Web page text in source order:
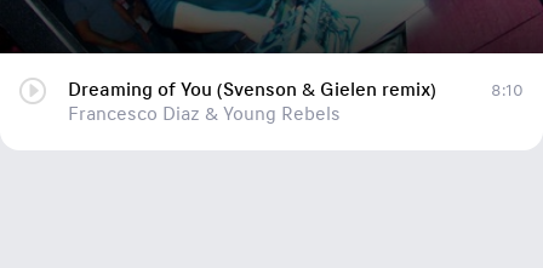
Dreaming of You (Svenson & Gielen remix)
Francesco Diaz & Young Rebels
8:10